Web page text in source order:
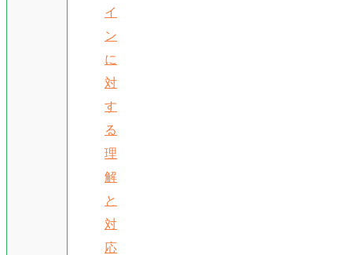
イ
ン
に
対
す
る
理
解
と
対
応